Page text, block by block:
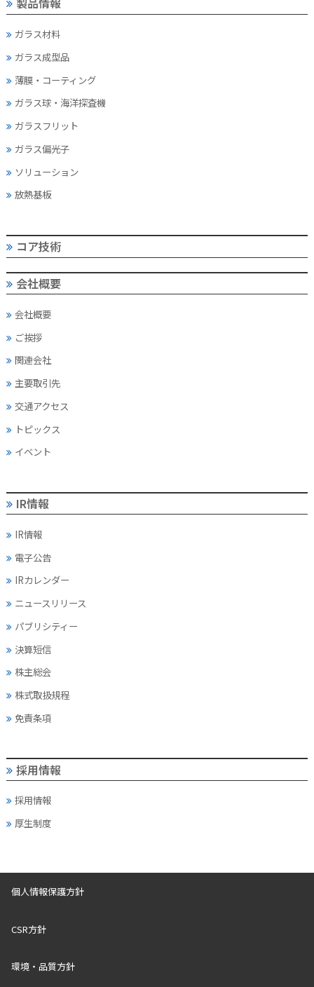
ガラス材料
ガラス成型品
薄膜・コーティング
ガラス球・海洋探査機
ガラスフリット
ガラス偏光子
ソリューション
放熱基板
コア技術
会社概要
会社概要
ご挨拶
関連会社
主要取引先
交通アクセス
トピックス
イベント
IR情報
IR情報
電子公告
IRカレンダー
ニュースリリース
パブリシティー
決算短信
株主総会
株式取扱規程
免責条項
採用情報
採用情報
厚生制度
個人情報保護方針
CSR方針
環境・品質方針